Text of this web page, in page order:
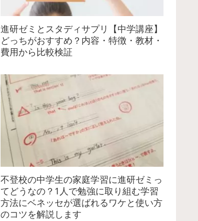
進研ゼミとスタディサプリ【中学講座】
どっちがおすすめ？内容・特徴・教材・
費用から比較検証
不登校の中学生の家庭学習に進研ゼミっ
てどうなの？1人で勉強に取り組む学習
方法にベネッセが選ばれるワケと使い方
のコツを解説します